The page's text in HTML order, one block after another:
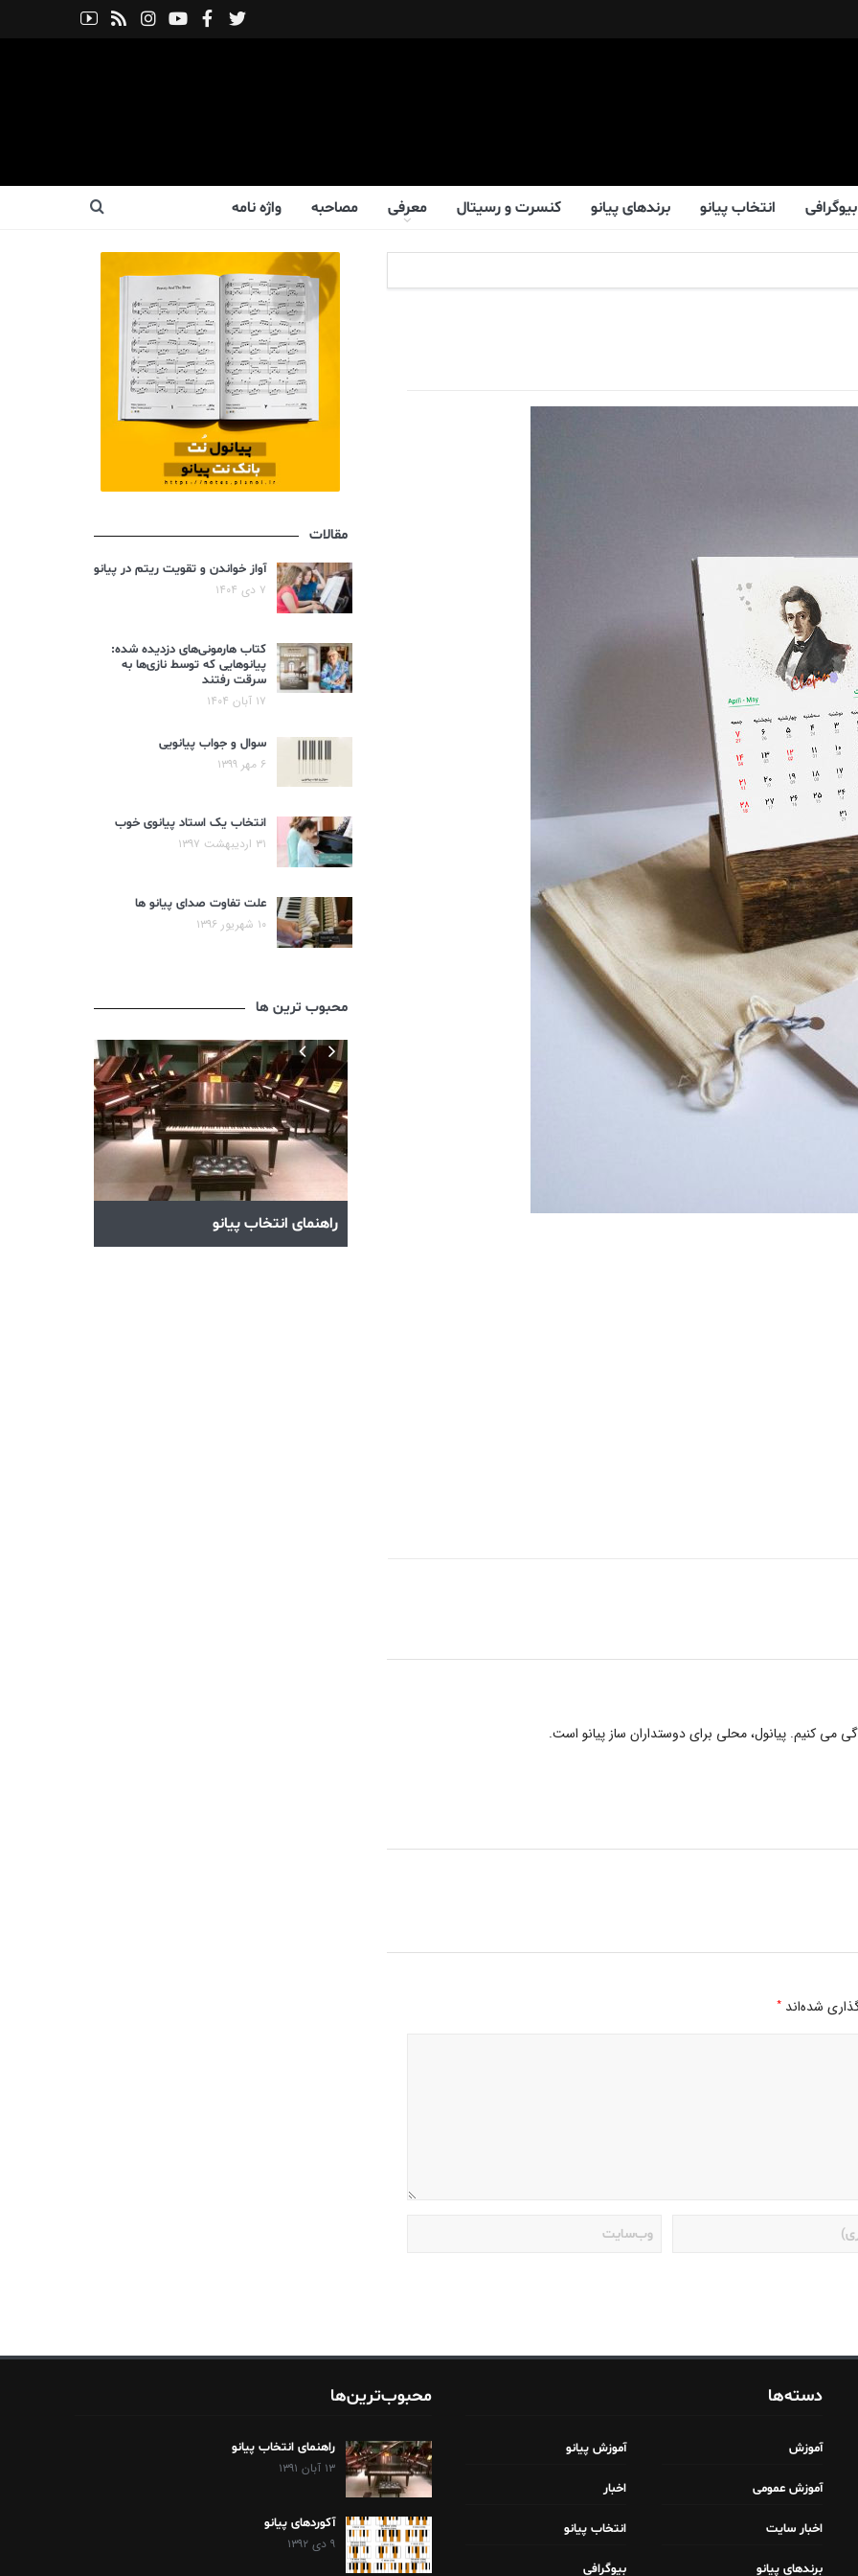
بیوگرافی انتخاب پیانو برندهای پیانو کنسرت و رسیتال معرفی مصاحبه واژه نامه
می کنیم. پیانول، محلی برای دوستداران ساز پیانو است.
شده‌اند*
مقالات
آواز خواندن و تقویت ریتم در پیانو
۷ دی ۱۴۰۴
کتاب هارمونی‌های دزدیده شده:
پیانوهایی که توسط نازی‌ها به
سرقت رفتند
۱۷ آبان ۱۴۰۴
سوال و جواب پیانویی
۶ مهر ۱۳۹۹
انتخاب یک استاد پیانوی خوب
۳۱ اردیبهشت ۱۳۹۷
علت تفاوت صدای پیانو ها
۱۰ شهریور ۱۳۹۶
محبوب ترین ها
آکوردهای پیانو
دسته‌ها
آموزش آموزش پیانو
آموزش عمومی اخبار
اخبار سایت انتخاب پیانو
برندهای پیانو بیوگرافی
محبوب‌ترین‌ها
راهنمای انتخاب پیانو
۱۳ آبان ۱۳۹۱
آکوردهای پیانو
۹ دی ۱۳۹۲